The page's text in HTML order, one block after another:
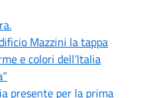
Mazzini la tappa
e colori dell’Italia
presente per la prima